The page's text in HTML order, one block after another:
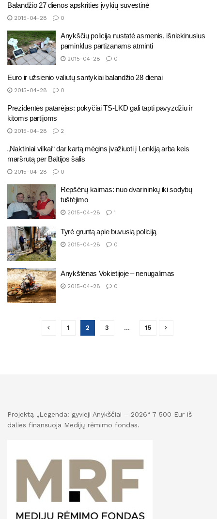
Balandžio 27 dienos apskrities įvykių suvestinė
2015-04-28 0
Anykščių policija nustatė asmenis, išniekinusius
paminklus partizanams atminti
2015-04-28 0
Euro ir užsienio valiutų santykiai balandžio 28 dienai
2015-04-28 0
Prezidentės patarėjas: pokyčiai TS-LKD gali tapti pavyzdžiu ir
kitoms partijoms
2015-04-28 2
„Naktiniai vilkai“ dar kartą mėgins įvažiuoti į Lenkiją arba keis
maršrutą per Baltijos šalis
2015-04-28 0
Repšėnų kaimas: nuo dvarininkų iki sodybų
tuštėjimo
2015-04-28 1
Tyrė gruntą apie buvusią policiją
2015-04-28 0
Anykštėnas Vokietijoje – nenugalimas
2015-04-28 0
1 2 3 … 15
Projektą „Legenda: gyvieji Anykščiai – 2026“ 7 500 Eur iš
dalies finansuoja Medijų rėmimo fondas.